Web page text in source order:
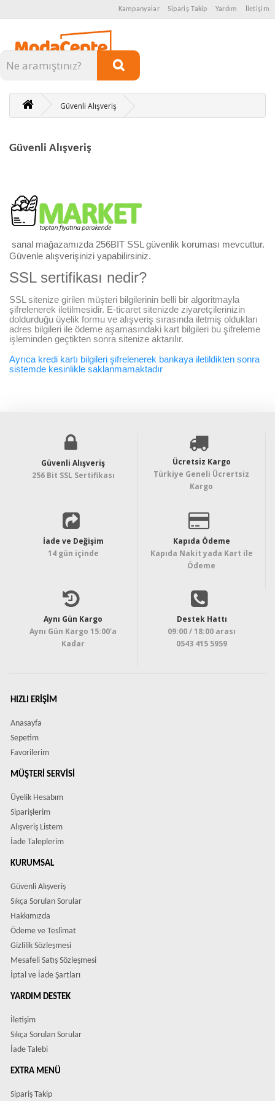
Kampanyalar Sipariş Takip Yardım İletişim
Kategoriler
Güvenli Alışveriş
Güvenli Alışveriş
sanal mağazamızda 256BIT SSL güvenlik koruması mevcuttur.
Güvenle alışverişinizi yapabilirsiniz.
SSL sertifikası nedir?
SSL sitenize girilen müşteri bilgilerinin belli bir algoritmayla
şifrelenerek iletilmesidir. E-ticaret sitenizde ziyaretçilerinizin
doldurduğu üyelik formu ve alışveriş sırasında iletmiş oldukları
adres bilgileri ile ödeme aşamasındaki kart bilgileri bu şifreleme
işleminden geçtikten sonra sitenize aktarılır.
Ayrıca kredi kartı bilgileri şifrelenerek bankaya iletildikten sonra
sistemde kesinlikle saklanmamaktadır
Güvenli Alışveriş
256 Bit SSL Sertifikası
Ücretsiz Kargo
Türkiye Geneli Ücrertsiz
Kargo
İade ve Değişim
14 gün içinde
Kapıda Ödeme
Kapıda Nakit yada Kart ile
Ödeme
Aynı Gün Kargo
Aynı Gün Kargo 15:00'a
Kadar
Destek Hattı
09:00 / 18:00 arası
0543 415 5959
HIZLI ERIŞIM
Anasayfa
Sepetim
Favorilerim
MÜŞTERI SERVISI
Üyelik Hesabım
Siparişlerim
Alışveriş Listem
İade Taleplerim
KURUMSAL
Güvenli Alışveriş
Sıkça Sorulan Sorular
Hakkımızda
Ödeme ve Teslimat
Gizlilik Sözleşmesi
Mesafeli Satış Sözleşmesi
İptal ve İade Şartları
YARDIM DESTEK
İletişim
Sıkça Sorulan Sorular
İade Talebi
EXTRA MENÜ
Sipariş Takip